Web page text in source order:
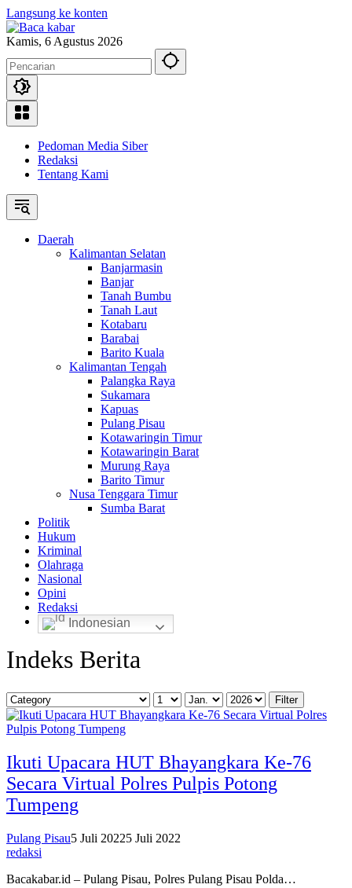
Langsung ke konten
Kamis, 6 Agustus 2026
Pedoman Media Siber
Redaksi
Tentang Kami
Daerah
Kalimantan Selatan
Banjarmasin
Banjar
Tanah Bumbu
Tanah Laut
Kotabaru
Barabai
Barito Kuala
Kalimantan Tengah
Palangka Raya
Sukamara
Kapuas
Pulang Pisau
Kotawaringin Timur
Kotawaringin Barat
Murung Raya
Barito Timur
Nusa Tenggara Timur
Sumba Barat
Politik
Hukum
Kriminal
Olahraga
Nasional
Opini
Redaksi
Indonesian
Indeks Berita
Ikuti Upacara HUT Bhayangkara Ke-76
Secara Virtual Polres Pulpis Potong
Tumpeng
Pulang Pisau5 Juli 20225 Juli 2022
redaksi
Bacakabar.id – Pulang Pisau, Polres Pulang Pisau Polda…